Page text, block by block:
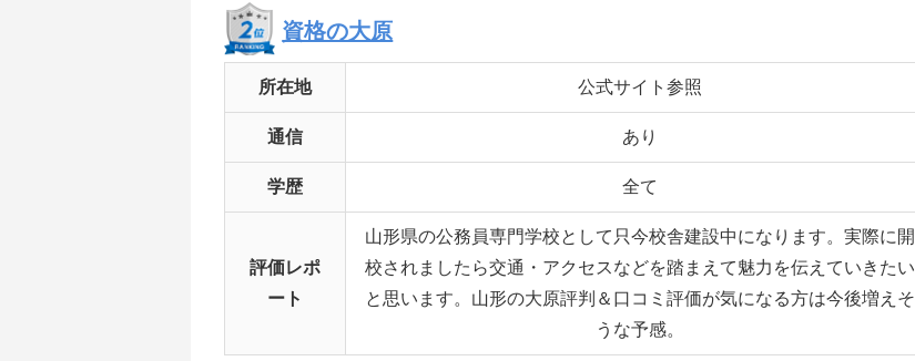
資格の大原
所在地 公式サイト参照
通信 あり
学歴 全て
評価レポ
ート
山形県の公務員専門学校として只今校舎建設中になります。実際に開
校されましたら交通・アクセスなどを踏まえて魅力を伝えていきたい
と思います。山形の大原評判＆口コミ評価が気になる方は今後増えそ
うな予感。